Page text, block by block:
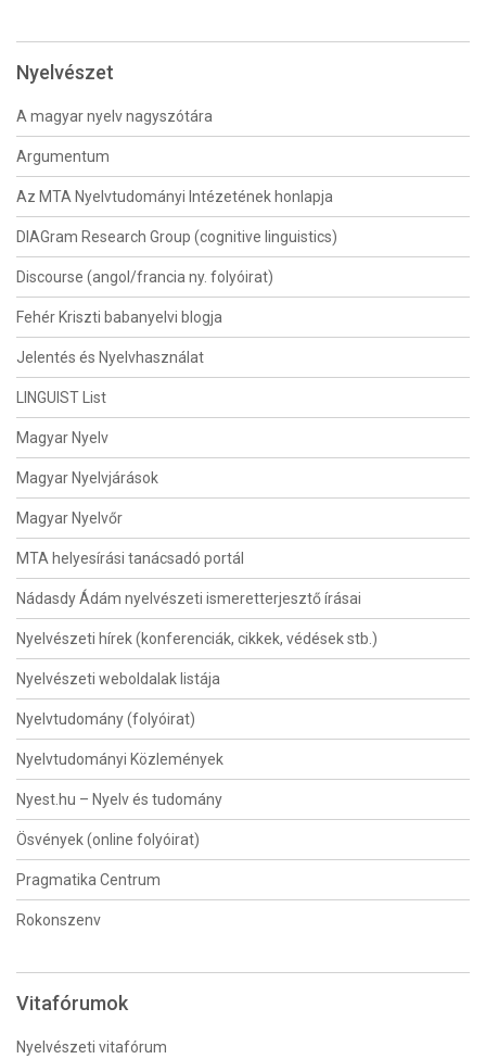
Nyelvészet
A magyar nyelv nagyszótára
Argumentum
Az MTA Nyelvtudományi Intézetének honlapja
DIAGram Research Group (cognitive linguistics)
Discourse (angol/francia ny. folyóirat)
Fehér Kriszti babanyelvi blogja
Jelentés és Nyelvhasználat
LINGUIST List
Magyar Nyelv
Magyar Nyelvjárások
Magyar Nyelvőr
MTA helyesírási tanácsadó portál
Nádasdy Ádám nyelvészeti ismeretterjesztő írásai
Nyelvészeti hírek (konferenciák, cikkek, védések stb.)
Nyelvészeti weboldalak listája
Nyelvtudomány (folyóirat)
Nyelvtudományi Közlemények
Nyest.hu – Nyelv és tudomány
Ösvények (online folyóirat)
Pragmatika Centrum
Rokonszenv
Vitafórumok
Nyelvészeti vitafórum